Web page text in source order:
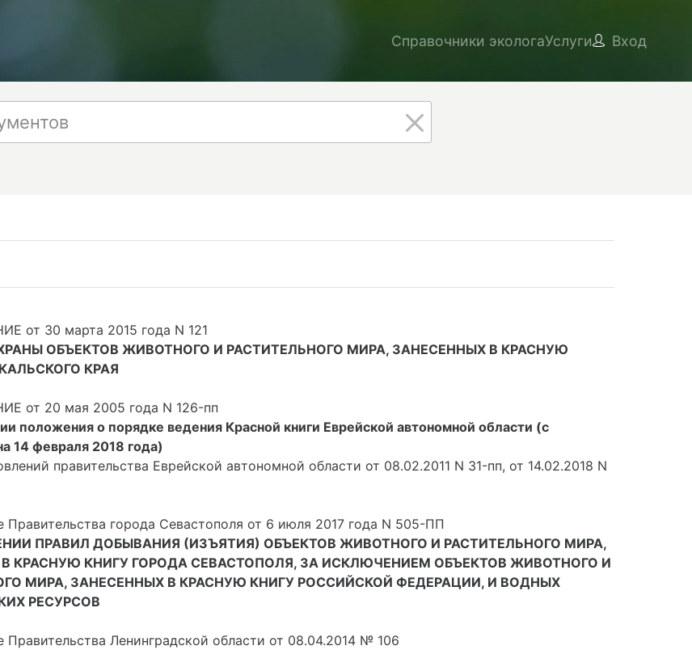
Справочники экологаУслуги Вход
от 30 марта 2015 года N 121
ОБЪЕКТОВ ЖИВОТНОГО И РАСТИТЕЛЬНОГО МИРА, ЗАНЕСЕННЫХ В КРАСНУЮ
КРАЯ
от 20 мая 2005 года N 126-пп
положения о порядке ведения Красной книги Еврейской автономной области (с
14 февраля 2018 года)
правительства Еврейской автономной области от 08.02.2011 N 31-пп, от 14.02.2018 N
Правительства города Севастополя от 6 июля 2017 года N 505-ПП
ПРАВИЛ ДОБЫВАНИЯ (ИЗЪЯТИЯ) ОБЪЕКТОВ ЖИВОТНОГО И РАСТИТЕЛЬНОГО МИРА,
КРАСНУЮ КНИГУ ГОРОДА СЕВАСТОПОЛЯ, ЗА ИСКЛЮЧЕНИЕМ ОБЪЕКТОВ ЖИВОТНОГО И
МИРА, ЗАНЕСЕННЫХ В КРАСНУЮ КНИГУ РОССИЙСКОЙ ФЕДЕРАЦИИ, И ВОДНЫХ
РЕСУРСОВ
Правительства Ленинградской области от 08.04.2014 № 106